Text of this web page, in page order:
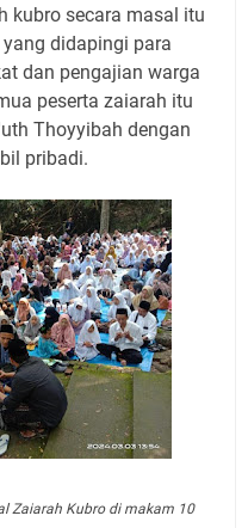
kubro secara masal itu
didapingi para
dan pengajian warga
peserta zaiarah itu
Thoyyibah dengan
pribadi.
Zaiarah Kubro di makam 10